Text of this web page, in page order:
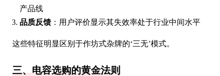
产品线
品质反馈 ：用户评价显示其失效率处于行业中间水平
这些特征明显区别于作坊式杂牌的‘三无’模式。
三、电容选购的黄金法则